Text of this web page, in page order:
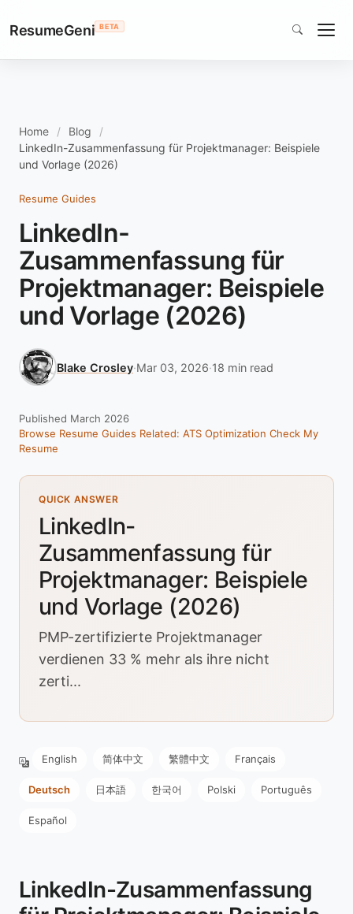
ResumeGeni BETA
Home
Blog
LinkedIn-Zusammenfassung für Projektmanager: Beispiele
und Vorlage (2026)
Resume Guides
LinkedIn-
Zusammenfassung für
Projektmanager: Beispiele
und Vorlage (2026)
Blake Crosley·Mar 03, 2026·18 min read
Published March 2026
Browse Resume Guides Related: ATS Optimization Check My
Resume
QUICK ANSWER
LinkedIn-
Zusammenfassung für
Projektmanager: Beispiele
und Vorlage (2026)
PMP-zertifizierte Projektmanager
verdienen 33 % mehr als ihre nicht
zerti...
English 简体中文 繁體中文 Français
Deutsch 日本語 한국어 Polski Português
Español
LinkedIn-Zusammenfassung